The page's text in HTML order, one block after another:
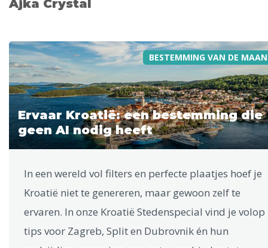
Ajka Crystal
BESTEMMING VAN DE
Ervaar Kroatië: een bestemming die
geen AI nodig heeft
In een wereld vol filters en perfecte plaatjes hoef je
Kroatië niet te genereren, maar gewoon zelf te
ervaren. In onze Kroatië Stedenspecial vind je volop
tips voor Zagreb, Split en Dubrovnik én hun